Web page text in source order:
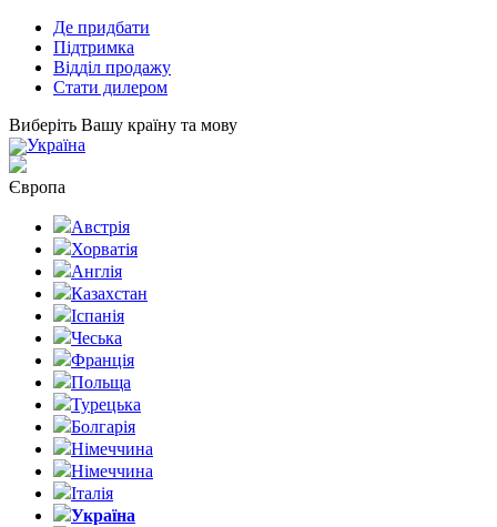
Де придбати
Підтримка
Відділ продажу
Стати дилером
Виберіть Вашу країну та мову
Україна
Європа
Австрія
Хорватія
Англія
Казахстан
Іспанія
Чеська
Франція
Польща
Турецька
Болгарія
Німеччина
Німеччина
Італія
Україна